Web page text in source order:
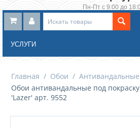
Пн-Пт с 9:00 до
Заказать обратный
УСЛУГИ
Главная / Обои /
Обои антивандальные под
'Lazer' арт. 9552